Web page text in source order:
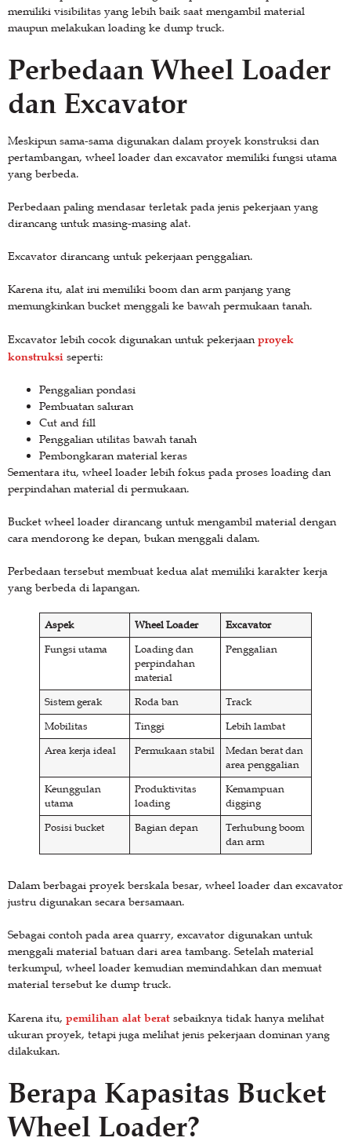
memiliki visibilitas yang lebih baik saat mengambil material
maupun melakukan loading ke dump truck.
Perbedaan Wheel Loader
dan Excavator
Meskipun sama-sama digunakan dalam proyek konstruksi dan
pertambangan, wheel loader dan excavator memiliki fungsi utama
yang berbeda.
Perbedaan paling mendasar terletak pada jenis pekerjaan yang
dirancang untuk masing-masing alat.
Excavator dirancang untuk pekerjaan penggalian.
Karena itu, alat ini memiliki boom dan arm panjang yang
memungkinkan bucket menggali ke bawah permukaan tanah.
Excavator lebih cocok digunakan untuk pekerjaanproyek
konstruksi seperti:
Penggalian pondasi
Pembuatan saluran
Cut and fill
Penggalian utilitas bawah tanah
Pembongkaran material keras
Sementara itu, wheel loader lebih fokus pada proses loading dan
perpindahan material di permukaan.
Bucket wheel loader dirancang untuk mengambil material dengan
cara mendorong ke depan, bukan menggali dalam.
Perbedaan tersebut membuat kedua alat memiliki karakter kerja
yang berbeda di lapangan.
Aspek Wheel Loader
Excavator
Fungsi utama
Loading dan
perpindahan
material
Penggalian
Sistem gerak Roda ban
Track
Mobilitas
Tinggi
Lebih lambat
Area kerja ideal
Permukaan stabil
Medan berat dan
area penggalian
Keunggulan
utama
Produktivitas
loading
Kemampuan
digging
Posisi bucket
Bagian depan
Terhubung boom
dan arm
Dalam berbagai proyek berskala besar, wheel loader dan excavator
justru digunakan secara bersamaan.
Sebagai contoh pada area quarry, excavator digunakan untuk
menggali material batuan dari area tambang. Setelah material
terkumpul, wheel loader kemudian memindahkan dan memuat
material tersebut ke dump truck.
Karena itu, pemilihan alat berat sebaiknya tidak hanya melihat
ukuran proyek, tetapi juga melihat jenis pekerjaan dominan yang
dilakukan.
Berapa Kapasitas Bucket
Wheel Loader?